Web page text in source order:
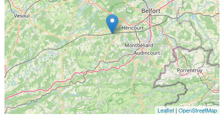
Leaflet |OpenStreetMap